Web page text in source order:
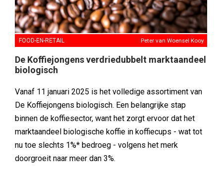
FOOD-EN-RETAIL Peter van Woensel Kooy
De Koffiejongens verdriedubbelt marktaandeel
biologisch
Vanaf 11 januari 2025 is het volledige assortiment van
De Koffiejongens biologisch. Een belangrijke stap
binnen de koffiesector, want het zorgt ervoor dat het
marktaandeel biologische koffie in koffiecups - wat tot
nu toe slechts 1%* bedroeg - volgens het merk
doorgroeit naar meer dan 3%.